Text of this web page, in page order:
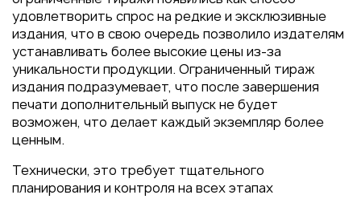
Упаковка
Блокноты с логотипом
Пакеты
Конверты
Журналы
Полиграфия к выборам 2026
удовлетворить спрос на редкие и эксклюзивные
издания, что в свою очередь позволило издателям
устанавливать более высокие цены из-за
уникальности продукции. Ограниченный тираж
издания подразумевает, что после завершения
печати дополнительный выпуск не будет
возможен, что делает каждый экземпляр более
ценным.
Технически, это требует тщательного
планирования и контроля на всех этапах